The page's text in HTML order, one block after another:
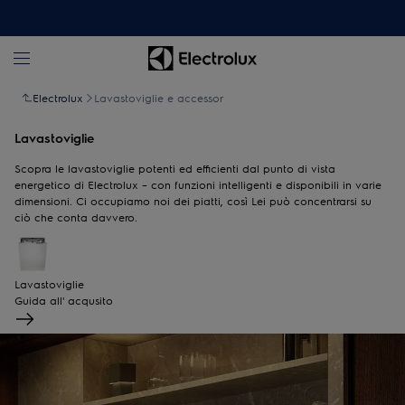
Electrolux Lavastoviglie e accessor
Lavastoviglie
Scopra le lavastoviglie potenti ed efficienti dal punto di vista
energetico di Electrolux – con funzioni intelligenti e disponibili in varie
dimensioni. Ci occupiamo noi dei piatti, così Lei può concentrarsi su
ciò che conta davvero.
Lavastoviglie
Guida all' acqusito